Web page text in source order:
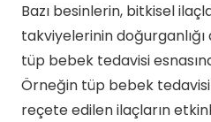
Bazı besinlerin, bitkisel
takviyelerinin doğurganlığı
tüp bebek tedavisi
Örneğin tüp bebek
reçete edilen ilaçların